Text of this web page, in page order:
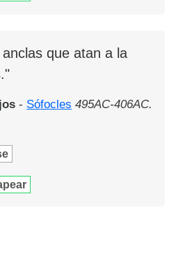
que atan a la
- Sófocles 495AC-406AC.